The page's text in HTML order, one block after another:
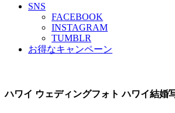
SNS
FACEBOOK
INSTAGRAM
TUMBLR
お得なキャンペーン
ハワイ ウェディングフォト ハワイ結婚